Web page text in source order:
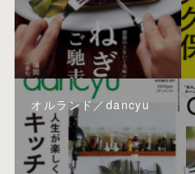
オルランド／dancyu